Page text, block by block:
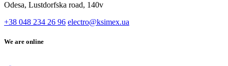
Odesa, Lustdorfska road, 140v
+38 048 234 26 96 electro@ksimex.ua
We are online